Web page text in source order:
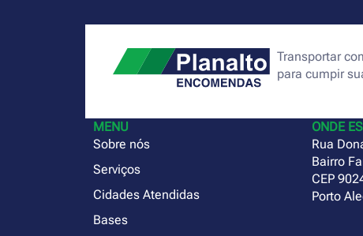
Transportar
para cumpir
MENU
Sobre nós
Serviços
Cidades Atendidas
Bases
ONDE
Rua
Bairro
CEP
Porto